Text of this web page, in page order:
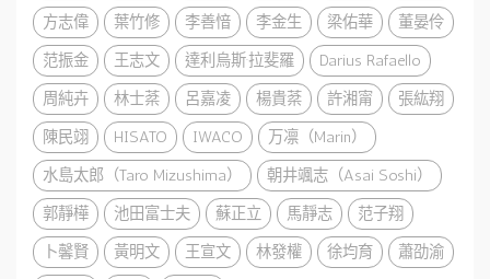
方志偉
葉竹修 李善愔 李金生 梁佑華
董晏伶
范振金
王志文 達利烏斯·拉斐羅
Darius Rafaello
周純卉
林士棻 呂嘉凌 楊貴棻 許湘甯
張紘翔
陳民翊
HISATO IWACO
万凛（Marin）
水島太郎（Taro Mizushima）
朝井颯志（Asai Soshi）
郭靜樺
池田富士夫 蘇正立 馬靜志
范子翔
卜馨賢
黃明文 王宣文 林發權 徐均育
蕭劭渝